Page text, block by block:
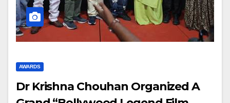
AWARDS
Dr Krishna Chouhan Organized A